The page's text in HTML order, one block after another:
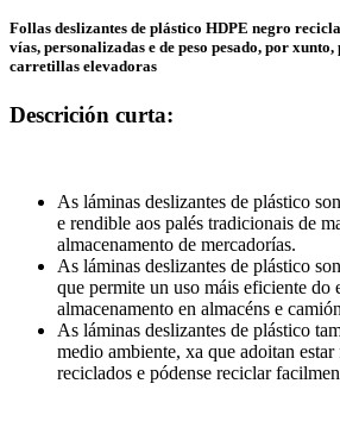
Follas deslizantes de plástico HDPE negro
vías, personalizadas e de peso pesado, por
carretillas elevadoras
Descrición curta:
As láminas deslizantes de plástico
e rendible aos palés tradicionais de
almacenamento de mercadorías.
As láminas deslizantes de plástico
que permite un uso máis eficiente do
almacenamento en almacéns e
As láminas deslizantes de plástico
medio ambiente, xa que adoitan estar
reciclados e pódense reciclar